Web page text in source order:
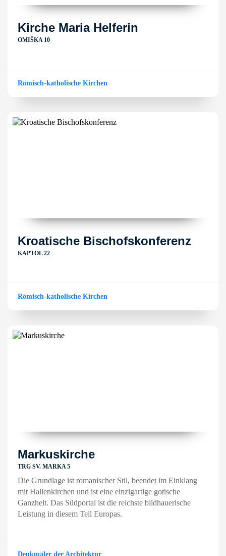
Kirche Maria Helferin
OMIŠKA 10
Römisch-katholische Kirchen
Kroatische Bischofskonferenz
KAPTOL 22
Römisch-katholische Kirchen
Markuskirche
TRG SV. MARKA 5
Die Grundlage ist romanischer Stil, beendet im Einklang
mit Hallenkirchen und ist eine einzigartige gotische
Ganzheit. Das Südportal ist die reichste bildhauerische
Leistung in diesem Teil Europas.
Denkmäler der Architektur